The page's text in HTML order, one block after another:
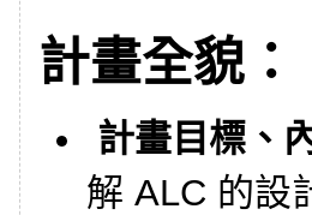
計畫全貌：
計畫目標、
解 ALC 的設